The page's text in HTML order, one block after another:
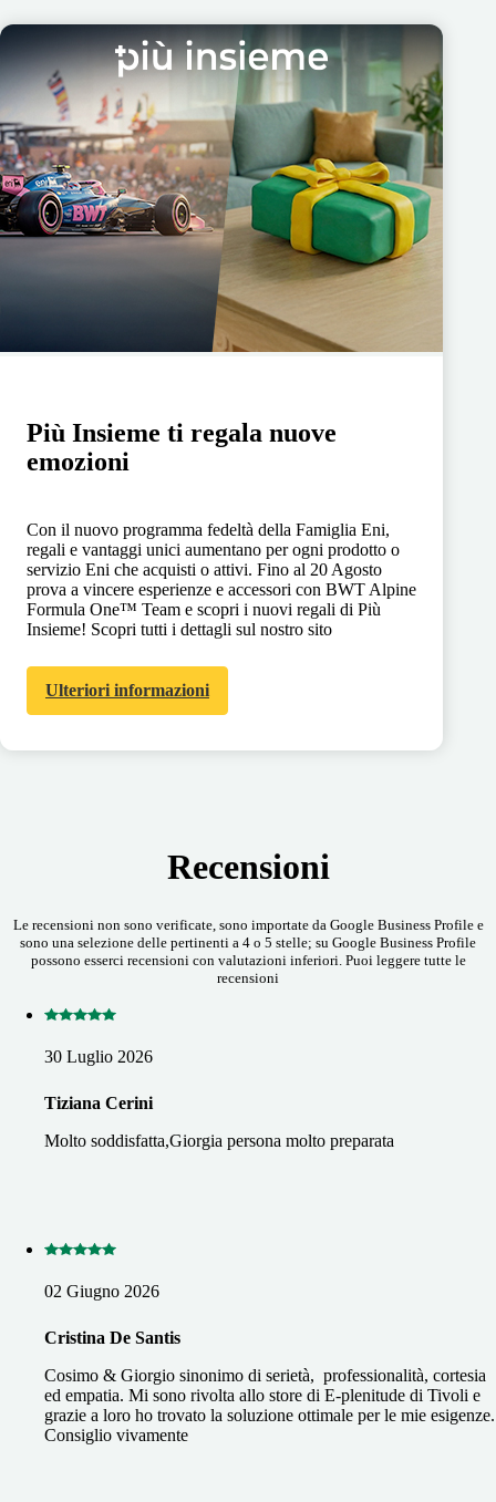
Più Insieme ti regala nuove
emozioni
Con il nuovo programma fedeltà della Famiglia Eni,
regali e vantaggi unici aumentano per ogni prodotto o
servizio Eni che acquisti o attivi. Fino al 20 Agosto
prova a vincere esperienze e accessori con BWT Alpine
Formula One™ Team e scopri i nuovi regali di Più
Insieme! Scopri tutti i dettagli sul nostro sito
Ulteriori informazioni
Recensioni
Le recensioni non sono verificate, sono importate da Google Business Profile e
sono una selezione delle pertinenti a 4 o 5 stelle; su Google Business Profile
possono esserci recensioni con valutazioni inferiori. Puoi leggere tutte le
recensioni
30 Luglio 2026
Tiziana Cerini
Molto soddisfatta,Giorgia persona molto preparata
02 Giugno 2026
Cristina De Santis
Cosimo & Giorgio sinonimo di serietà, professionalità, cortesia
ed empatia. Mi sono rivolta allo store di E-plenitude di Tivoli e
grazie a loro ho trovato la soluzione ottimale per le mie esigenze.
Consiglio vivamente